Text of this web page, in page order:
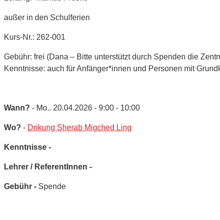
außer in den Schulferien
Kurs-Nr.: 262-001
Gebühr: frei (Dana – Bitte unterstützt durch Spenden die
Kenntnisse: auch für Anfänger*innen und Personen mit
Wann? - Mo.. 20.04.2026 - 9:00 - 10:00
Wo? - Drikung Sherab Migched Ling
Kenntnisse -
Lehrer / ReferentInnen -
Gebühr - Spende